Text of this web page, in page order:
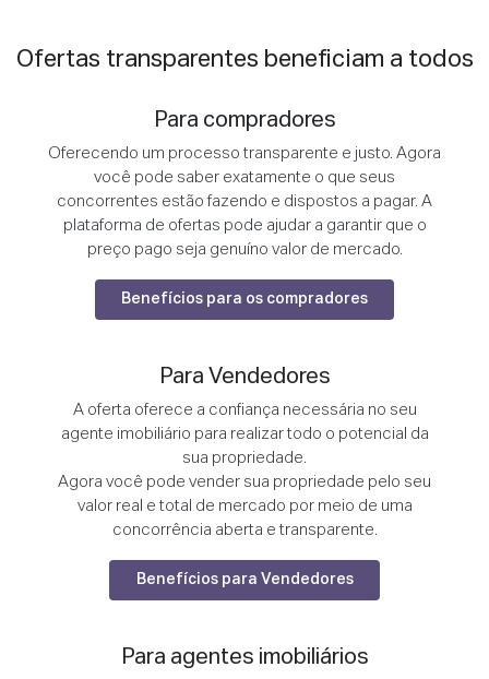
Ofertas transparentes beneficiam a todos
Para compradores
Oferecendo um processo transparente e justo. Agora
você pode saber exatamente o que seus
concorrentes estão fazendo e dispostos a pagar. A
plataforma de ofertas pode ajudar a garantir que o
preço pago seja genuíno valor de mercado.
Benefícios para os compradores
Para Vendedores
A oferta oferece a confiança necessária no seu
agente imobiliário para realizar todo o potencial da
sua propriedade.
Agora você pode vender sua propriedade pelo seu
valor real e total de mercado por meio de uma
concorrência aberta e transparente.
Benefícios para Vendedores
Para agentes imobiliários